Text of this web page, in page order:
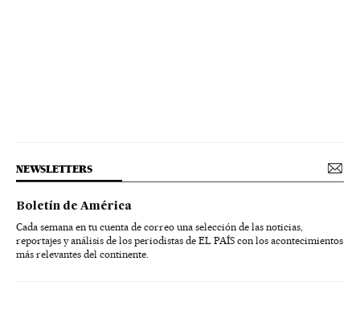
NEWSLETTERS
Boletín de América
Cada semana en tu cuenta de correo una selección de las noticias,
reportajes y análisis de los periodistas de EL PAÍS con los acontecimientos
más relevantes del continente.